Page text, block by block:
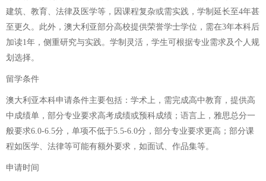
建筑、教育、法律及医学等，因课程复杂或需实践，学制延长至4年甚
至更久。此外，澳大利亚部分高校提供荣誉学士学位，需在3年本科后
加读1年，侧重研究与实践。学制灵活，学生可根据专业需求及个人规
划选择。
留学条件
澳大利亚本科申请条件主要包括：学术上，需完成高中教育，提供高
中成绩单，部分专业要求高考成绩或预科成绩；语言上，雅思总分一
般要求6.0-6.5分，单项不低于5.5-6.0分，部分专业要求更高；部分课
程如医学、法律等可能有额外要求，如面试、作品集等。
申请时间